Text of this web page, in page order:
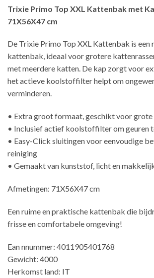
Trixie Primo Top XXL Kattenbak met
71X56X47 cm
De Trixie Primo Top XXL Kattenbak is een
kattenbak, ideaal voor grotere
met meerdere katten. De kap zorgt voor
het actieve koolstoffilter helpt om
verminderen.
• Extra groot formaat, geschikt voor
• Inclusief actief koolstoffilter om geuren
• Easy-Click sluitingen voor eenvoudige
reiniging
• Gemaakt van kunststof, licht en
Afmetingen: 71X56X47 cm
Een ruime en praktische kattenbak die
frisse en comfortabele omgeving!
Ean nnummer: 4011905401768
Gewicht: 4000
Herkomst land: IT